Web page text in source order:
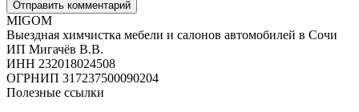
MIGOM
Выездная химчистка мебели и салонов автомобилей в Сочи
ИП Мигачёв В.В.
ИНН 232018024508
ОГРНИП 317237500090204
Полезные ссылки